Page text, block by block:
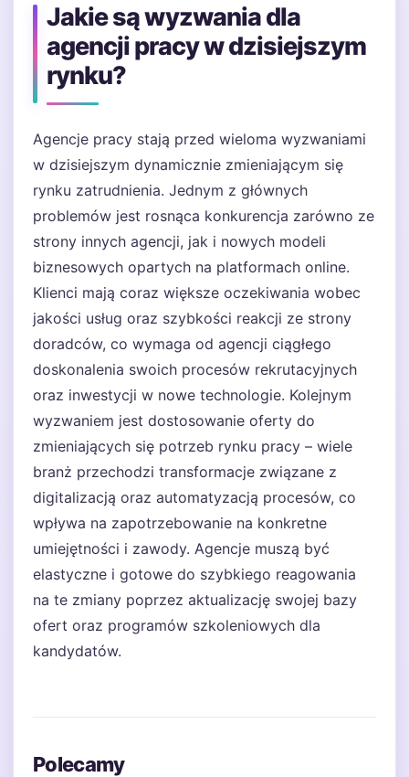
Jakie są wyzwania dla
agencji pracy w dzisiejszym
rynku?
Agencje pracy stają przed wieloma wyzwaniami
w dzisiejszym dynamicznie zmieniającym się
rynku zatrudnienia. Jednym z głównych
problemów jest rosnąca konkurencja zarówno ze
strony innych agencji, jak i nowych modeli
biznesowych opartych na platformach online.
Klienci mają coraz większe oczekiwania wobec
jakości usług oraz szybkości reakcji ze strony
doradców, co wymaga od agencji ciągłego
doskonalenia swoich procesów rekrutacyjnych
oraz inwestycji w nowe technologie. Kolejnym
wyzwaniem jest dostosowanie oferty do
zmieniających się potrzeb rynku pracy – wiele
branż przechodzi transformacje związane z
digitalizacją oraz automatyzacją procesów, co
wpływa na zapotrzebowanie na konkretne
umiejętności i zawody. Agencje muszą być
elastyczne i gotowe do szybkiego reagowania
na te zmiany poprzez aktualizację swojej bazy
ofert oraz programów szkoleniowych dla
kandydatów.
Polecamy